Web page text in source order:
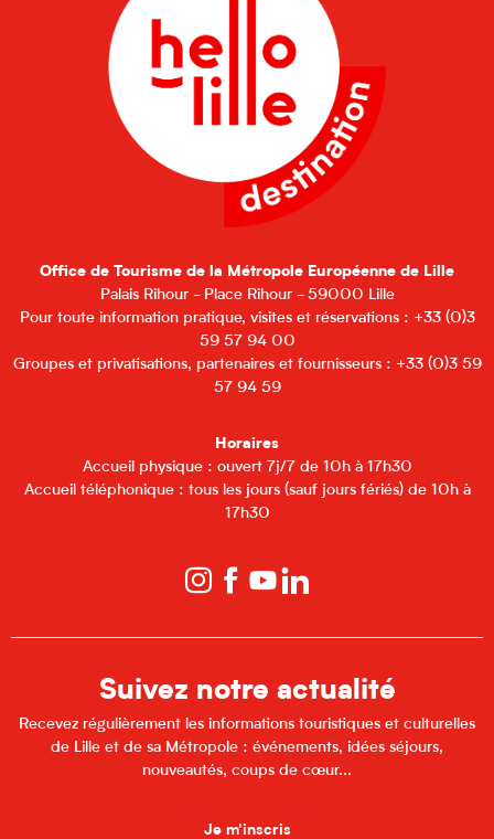
Office de Tourisme de la Métropole Européenne de Lille
Palais Rihour - Place Rihour - 59000 Lille
Pour toute information pratique, visites et réservations : +33 (0)3
59 57 94 00
Groupes et privatisations, partenaires et fournisseurs : +33 (0)3 59
57 94 59
Horaires
Accueil physique : ouvert 7j/7 de 10h à 17h30
Accueil téléphonique : tous les jours (sauf jours fériés) de 10h à
17h30
Suivez notre actualité
Recevez régulièrement les informations touristiques et culturelles
de Lille et de sa Métropole : événements, idées séjours,
nouveautés, coups de cœur...
Je m'inscris